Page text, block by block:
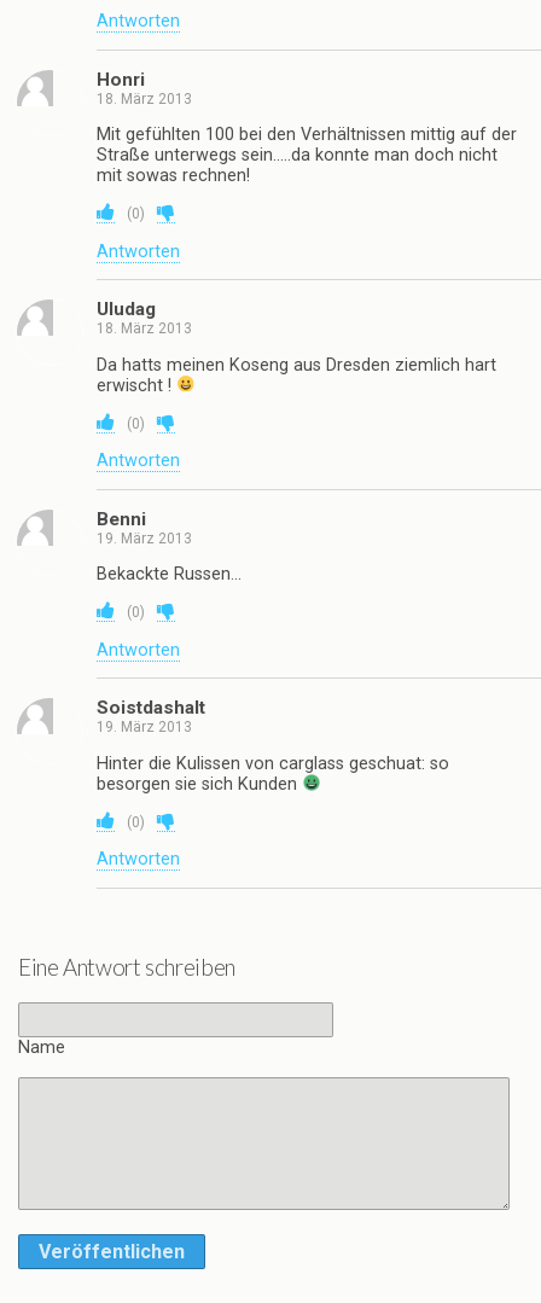
Antworten
Honri
18. März 2013
Mit gefühlten 100 bei den Verhältnissen mittig auf der
Straße unterwegs sein…..da konnte man doch nicht
mit sowas rechnen!
(0)
Antworten
Uludag
18. März 2013
Da hatts meinen Koseng aus Dresden ziemlich hart
erwischt !
(0)
Antworten
Benni
19. März 2013
Bekackte Russen…
(0)
Antworten
Soistdashalt
19. März 2013
Hinter die Kulissen von carglass geschuat: so
besorgen sie sich Kunden
(0)
Antworten
Eine Antwort schreiben
Name
Veröffentlichen